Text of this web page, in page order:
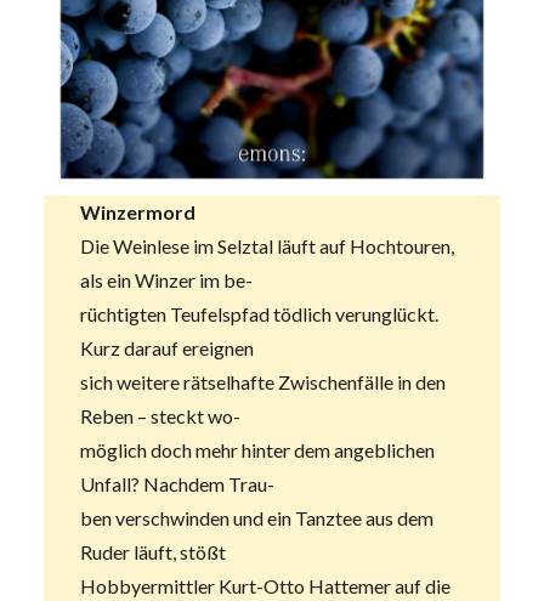
Winzermord
Die Weinlese im Selztal läuft auf Hochtouren,
als ein Winzer im be-
rüchtigten Teufelspfad tödlich verunglückt.
Kurz darauf ereignen
sich weitere rätselhafte Zwischenfälle in den
Reben – steckt wo-
möglich doch mehr hinter dem angeblichen
Unfall? Nachdem Trau-
ben verschwinden und ein Tanztee aus dem
Ruder läuft, stößt
Hobbyermittler Kurt-Otto Hattemer auf die